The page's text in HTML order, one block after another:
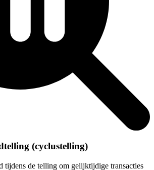
(cyclustelling)
tijdens de telling om gelijktijdige transacties